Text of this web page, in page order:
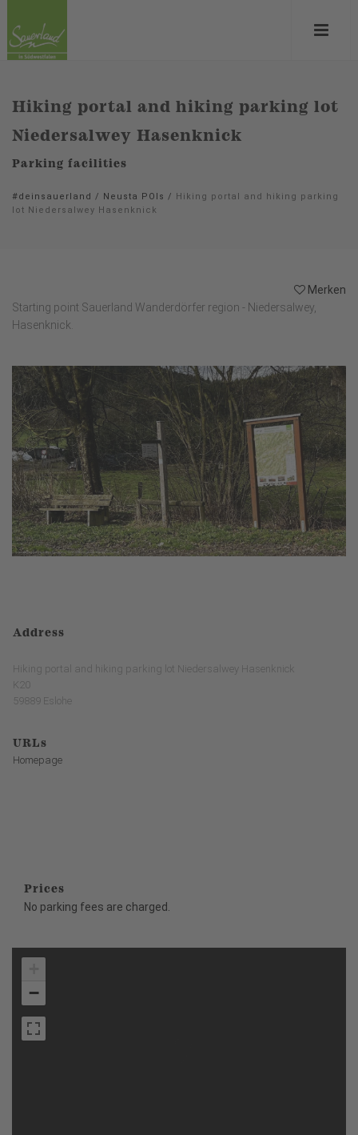
Hiking portal and hiking parking lot
Niedersalwey Hasenknick
Parking facilities
#deinsauerland / Neusta POIs / Hiking portal and hiking parking
lot Niedersalwey Hasenknick
Merken
Starting point Sauerland Wanderdörfer region - Niedersalwey,
Hasenknick.
Address
Hiking portal and hiking parking lot Niedersalwey Hasenknick
K20
59889 Eslohe
URLs
Homepage
Prices
No parking fees are charged.
−